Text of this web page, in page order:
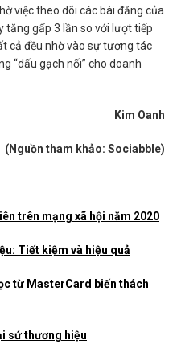
việc theo dõi các bài đăng của
tăng gấp 3 lần so với lượt tiếp
cả đều nhờ vào sự tương tác
“dấu gạch nối” cho doanh
Kim Oanh
(Nguồn tham khảo: Sociabble)
trên mạng xã hội năm 2020
Tiết kiệm và hiệu quả
từ MasterCard biến thách
sứ thương hiệu